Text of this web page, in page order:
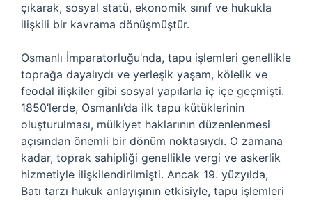
çıkarak, sosyal statü, ekonomik sınıf ve hukukla
ilişkili bir kavrama dönüşmüştür.
Osmanlı İmparatorluğu’nda, tapu işlemleri genellikle
toprağa dayalıydı ve yerleşik yaşam, kölelik ve
feodal ilişkiler gibi sosyal yapılarla iç içe geçmişti.
1850’lerde, Osmanlı’da ilk tapu kütüklerinin
oluşturulması, mülkiyet haklarının düzenlenmesi
açısından önemli bir dönüm noktasıydı. O zamana
kadar, toprak sahipliği genellikle vergi ve askerlik
hizmetiyle ilişkilendirilmişti. Ancak 19. yüzyılda,
Batı tarzı hukuk anlayışının etkisiyle, tapu işlemleri